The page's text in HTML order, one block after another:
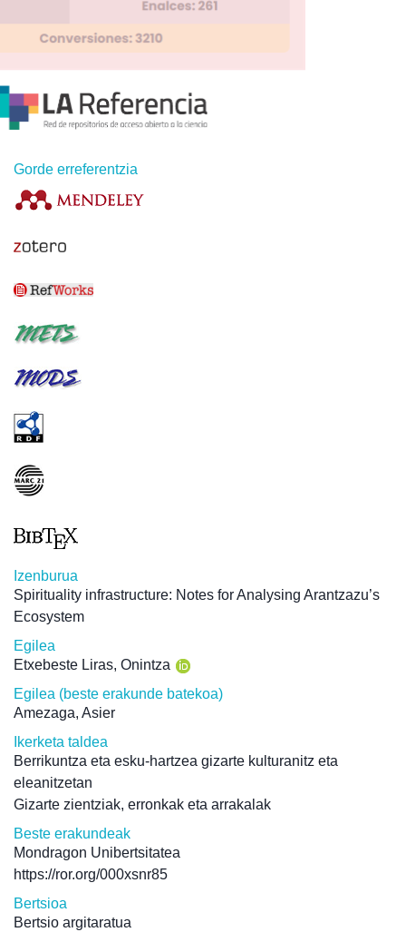
Gorde erreferentzia
Izenburua
Spirituality infrastructure: Notes for Analysing Arantzazu’s
Ecosystem
Egilea
Etxebeste Liras, Onintza
Egilea (beste erakunde batekoa)
Amezaga, Asier
Ikerketa taldea
Berrikuntza eta esku-hartzea gizarte kulturanitz eta
eleanitzetan
Gizarte zientziak, erronkak eta arrakalak
Beste erakundeak
Mondragon Unibertsitatea
https://ror.org/000xsnr85
Bertsioa
Bertsio argitaratua